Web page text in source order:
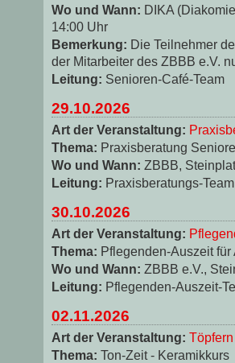
Wo und Wann: DIKA
14:00 Uhr
Bemerkung: Die Teilnehmer
der Mitarbeiter des ZBBB e.V.
Leitung: Senioren-Café-Team
29.10.2026
Art der Veranstaltung:
Thema: Praxisberatung
Wo und Wann: ZBBB,
Leitung: Praxisberatungs-Team
30.10.2026
Art der Veranstaltung:
Thema: Pflegenden-Auszeit
Wo und Wann: ZBBB e.V.,
Leitung: Pflegenden-Auszeit-
02.11.2026
Art der Veranstaltung: Töpfern
Thema: Ton-Zeit - Keramikkurs